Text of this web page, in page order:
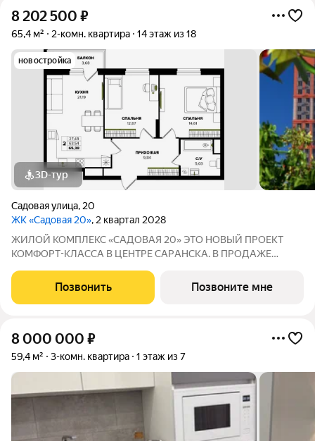
8 202 500 ₽
65,4 м² 2-комн. квартира 14 этаж из 18
новостройка
3D-тур
Садовая улица, 20
ЖК «Садовая 20», 2 квартал 2028
ЖИЛОЙ КОМПЛЕКС «САДОВАЯ 20» ЭТО НОВЫЙ ПРОЕКТ
КОМФОРТ-КЛАССА В ЦEНТРE СAPАНСКA. В ПРОДАЖЕ
Саранск, ул. Садовая, 20 Сдача: 2 квартал 2028 года Почему
стоит выбрать: 5 минут до парка им. A.С.
Позвонить Позвоните мне
8 000 000 ₽
59,4 м² 3-комн. квартира 1 этаж из 7